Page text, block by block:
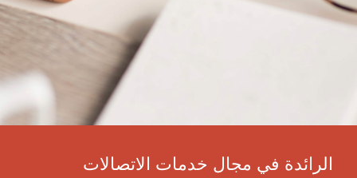
الرائدة في مجال خدمات الاتصالات